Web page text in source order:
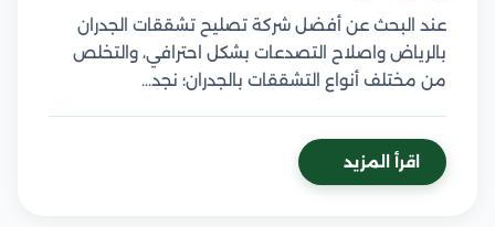
عند البحث عن أفضل شركة تصليح تشققات الجدران
بالرياض واصلاح التصدعات بشكل احترافي، والتخلص
من مختلف أنواع التشققات بالجدران؛ نجد…
اقرأ المزيد